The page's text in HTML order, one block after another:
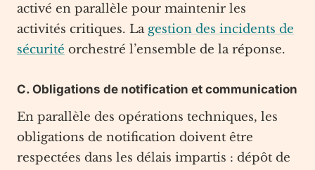
activé en parallèle pour maintenir les
activités critiques. La gestion des incidents de
sécurité orchestré l’ensemble de la réponse.
C. Obligations de notification et communication
En parallèle des opérations techniques, les
obligations de notification doivent être
respectées dans les délais impartis : dépôt de